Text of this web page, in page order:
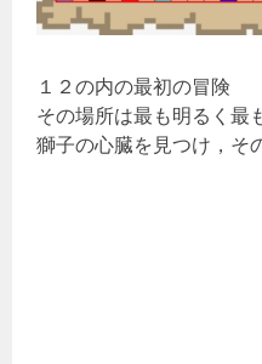
１２の内の最初の冒険
その場所は最も明るく最
獅子の心臓を見つけ，そ